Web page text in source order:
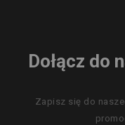
Dołącz do
Zapisz się do